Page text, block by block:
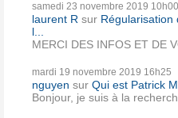
samedi 23 novembre 2019 10h00
laurent R sur Régularisation
l...
MERCI DES INFOS ET DE
mardi 19 novembre 2019 16h25
nguyen sur Qui est Patrick
Bonjour, je suis à la